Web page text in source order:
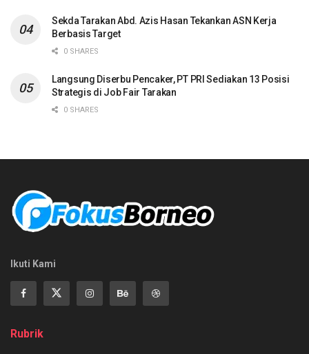
Sekda Tarakan Abd. Azis Hasan Tekankan ASN Kerja
Berbasis Target
0 SHARES
Langsung Diserbu Pencaker, PT PRI Sediakan 13 Posisi
Strategis di Job Fair Tarakan
0 SHARES
Ikuti Kami
Rubrik